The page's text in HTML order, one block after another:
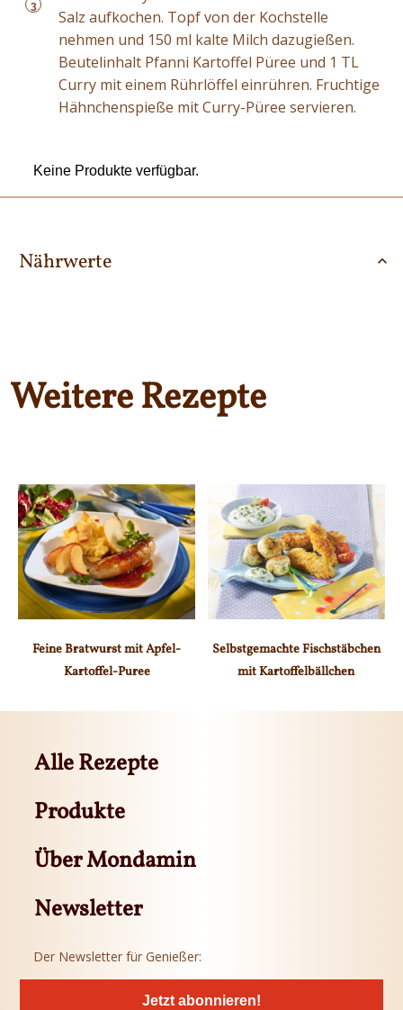
3
Salz aufkochen. Topf von der Kochstelle
nehmen und 150 ml kalte Milch dazugießen.
Beutelinhalt Pfanni Kartoffel Püree und 1 TL
Curry mit einem Rührlöffel einrühren. Fruchtige
Hähnchenspieße mit Curry-Püree servieren.
Keine Produkte verfügbar.
Nährwerte
Weitere Rezepte
Feine Bratwurst mit Apfel-
Kartoffel-Puree
Selbstgemachte Fischstäbchen
mit Kartoffelbällchen
Alle Rezepte
Produkte
Über Mondamin
Newsletter
Der Newsletter für Genießer:
Jetzt abonnieren!